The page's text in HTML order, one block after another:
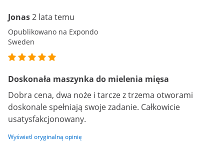
Jonas2 lata temu
Opublikowano na Expondo
Sweden
Doskonała maszynka do mielenia mięsa
Dobra cena, dwa noże i tarcze z trzema otworami
doskonale spełniają swoje zadanie. Całkowicie
usatysfakcjonowany.
Wyświetl oryginalną opinię